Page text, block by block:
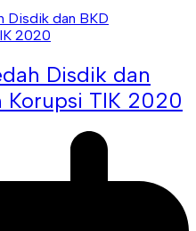
Disdik dan
Korupsi TIK 2020